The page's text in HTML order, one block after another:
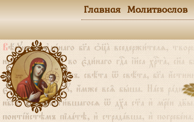
Главная Молитвослов